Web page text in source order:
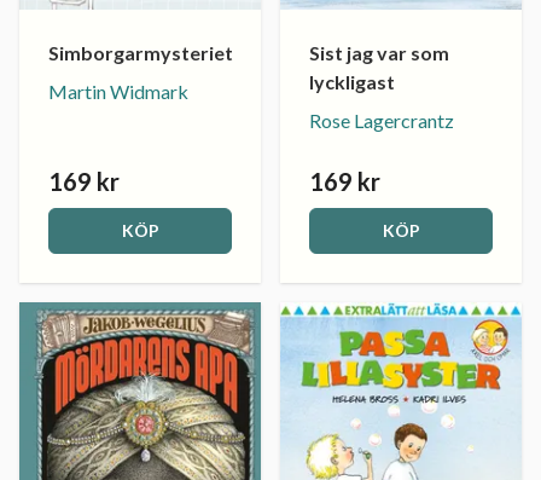
Simborgarmysteriet
Martin Widmark
169 kr
KÖP
Sist jag var som
lyckligast
Rose Lagercrantz
169 kr
KÖP